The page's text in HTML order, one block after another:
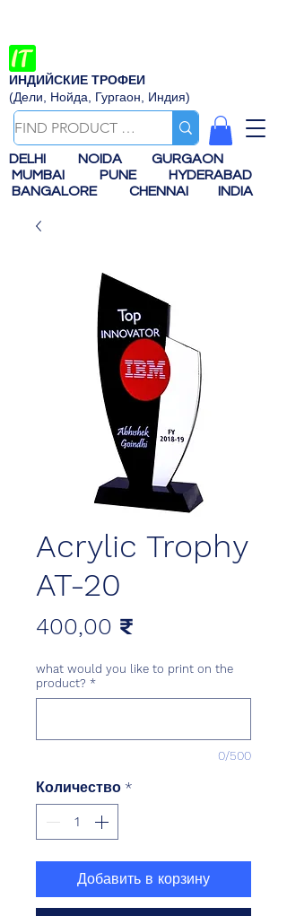
ИНДИЙСКИЕ ТРОФЕИ
(Дели, Нойда, Гургаон, Индия)
DELHI NOIDA
GURGAON
MUMBAI
PUNE
HYDERABAD
BANGALORE
CHENNAI INDIA
Acrylic Trophy
AT-20
400,00 ₹
what would you like to print on the
product? *
0/500
Количество *
Добавить в корзину